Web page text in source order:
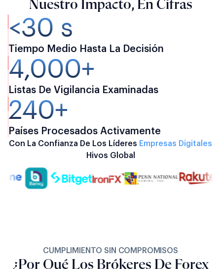
Nuestro Impacto, En Cifras
<30 s
Tiempo Medio Hasta La Decisión
4,000+
Listas De Vigilancia Examinadas
240+
Países Procesados ​​activamente
Con La Confianza De Los Líderes Empresas Digitales
Hivos Global
CUMPLIMIENTO SIN COMPROMISOS
¿Por Qué Los Brókeres De Forex